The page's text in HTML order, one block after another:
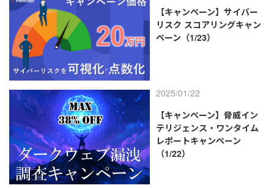
【キャンペーン】サイバー
リスク スコアリングキャン
ペーン（1/23）
2025/01/22
【キャンペーン】脅威イン
テリジェンス・ワンタイム
レポートキャンペーン
（1/22）